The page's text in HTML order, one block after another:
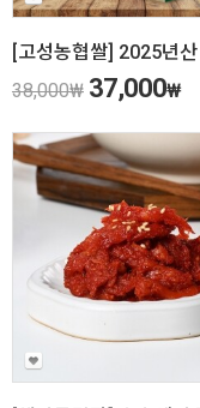
38,000₩ 37,000₩